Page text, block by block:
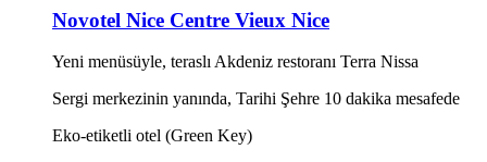
Novotel Nice Centre Vieux Nice
Yeni menüsüyle, teraslı Akdeniz restoranı Terra Nissa
Sergi merkezinin yanında, Tarihi Şehre 10 dakika mesafede
Eko-etiketli otel (Green Key)